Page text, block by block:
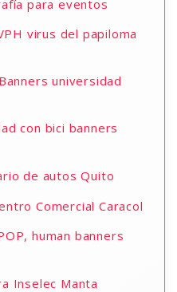
para eventos
virus del papiloma
universidad
con bici banners
de autos Quito
Comercial Caracol
human banners
Inselec Manta